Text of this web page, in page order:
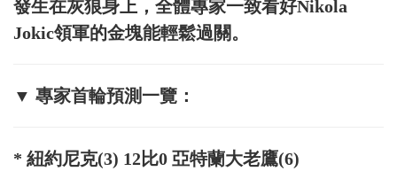
發生在灰狼身上，全體專家一致看好Nikola
Jokic領軍的金塊能輕鬆過關。
▼ 專家首輪預測一覽：
* 紐約尼克(3) 12比0 亞特蘭大老鷹(6)